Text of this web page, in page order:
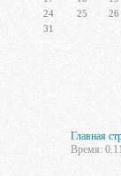
24
25 26
31
Главная
Время: